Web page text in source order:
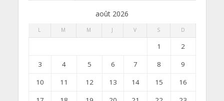
août 2026
L M M J V S D
1
2
3
4 5 6 7 8
9
10
11 12 13 14 15
16